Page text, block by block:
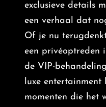
exclusieve details
een verhaal dat
Of je nu
een privéoptreden
de VIP-
luxe entertainment
momenten die het